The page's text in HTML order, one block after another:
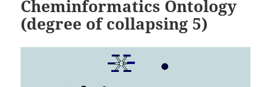
Cheminformatics Ontology
(degree of collapsing 5)